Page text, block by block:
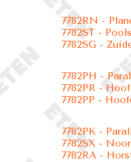
7782RN -
7782ST -
7782SG -
7782PH -
7782PR -
7782PP -
7782PK -
7782SX -
7782RA -